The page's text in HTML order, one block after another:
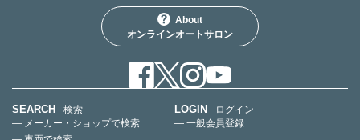
About
オンラインオートサロン
SEARCH
検索
— メーカー・ショップで検索
LOGIN
ログイン
— 一般会員登録